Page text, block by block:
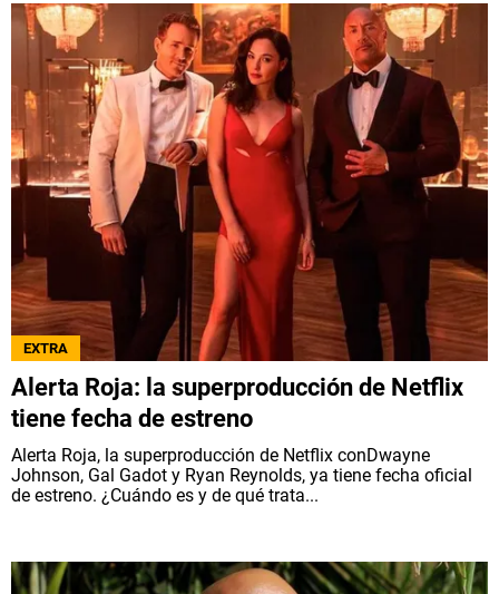
EXTRA
Alerta Roja: la superproducción de Netflix
tiene fecha de estreno
Alerta Roja, la superproducción de Netflix conDwayne
Johnson, Gal Gadot y Ryan Reynolds, ya tiene fecha oficial
de estreno. ¿Cuándo es y de qué trata...